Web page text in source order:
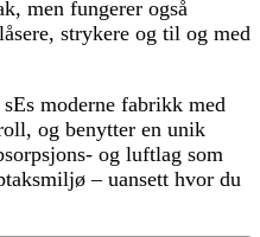
men fungerer også
strykere og til og med
moderne fabrikk med
og benytter en unik
og luftlag som
– uansett hvor du